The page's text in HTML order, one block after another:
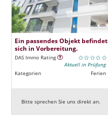
Ein passendes Objekt befindet
sich in Vorbereitung.
DAS Immo Rating
Aktuell in Prüfung
Kategorien
Ferien
Bitte sprechen Sie uns direkt an.